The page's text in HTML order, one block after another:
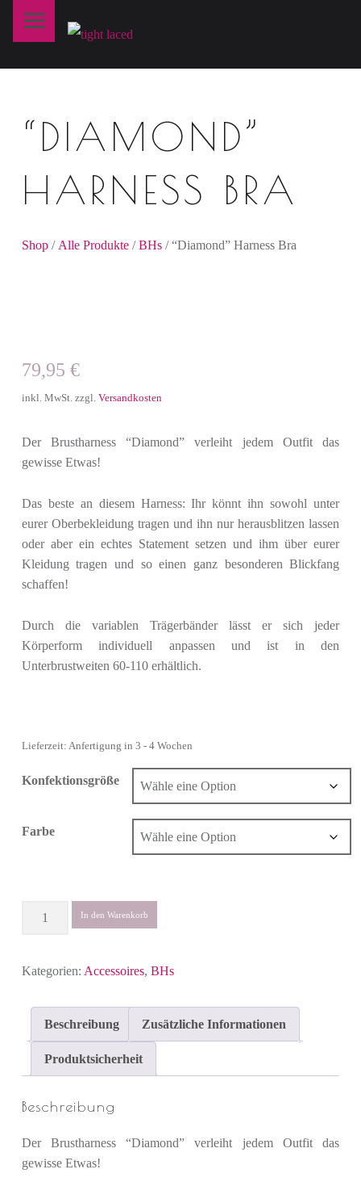
A
C
D
“DIAMOND”
HARNESS BRA
Shop/ Alle Produkte/BHs/ “Diamond” Harness Bra
79,95 €
inkl. MwSt. zzgl. Versandkosten
Der Brustharness “Diamond” verleiht jedem Outfit das
gewisse Etwas!
Das beste an diesem Harness: Ihr könnt ihn sowohl unter
eurer Oberbekleidung tragen und ihn nur herausblitzen lassen
oder aber ein echtes Statement setzen und ihm über eurer
Kleidung tragen und so einen ganz besonderen Blickfang
schaffen!
Durch die variablen Trägerbänder lässt er sich jeder
Körperform individuell anpassen und ist in den
Unterbrustweiten 60-110 erhältlich.
Lieferzeit: Anfertigung in 3 - 4 Wochen
Konfektionsgröße
Farbe
In den Warenkorb
Kategorien: Accessoires, BHs
Beschreibung Zusätzliche Informationen
Produktsicherheit
Beschreibung
Der Brustharness “Diamond” verleiht jedem Outfit das
gewisse Etwas!